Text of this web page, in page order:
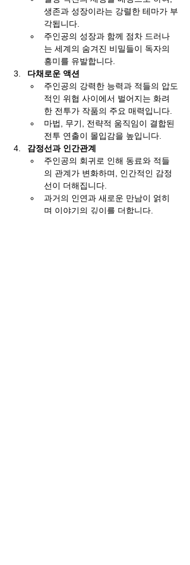
생존과 성장이라는 강렬한 테마가 부
각됩니다.
주인공의 성장과 함께 점차 드러나
는 세계의 숨겨진 비밀들이 독자의
흥미를 유발합니다.
다채로운 액션
주인공의 강력한 능력과 적들의 압도
적인 위협 사이에서 벌어지는 화려
한 전투가 작품의 주요 매력입니다.
마법, 무기, 전략적 움직임이 결합된
전투 연출이 몰입감을 높입니다.
감정선과 인간관계
주인공의 회귀로 인해 동료와 적들
의 관계가 변화하며, 인간적인 감정
선이 더해집니다.
과거의 인연과 새로운 만남이 얽히
며 이야기의 깊이를 더합니다.